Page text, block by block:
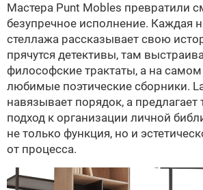
Мастера Punt Mobles превратили
безупречное исполнение. Каждая
стеллажа рассказывает свою
прячутся детективы, там
философские трактаты, а на
любимые поэтические сборники.
навязывает порядок, а предлагает
подход к организации личной
не только функция, но и
от процесса.